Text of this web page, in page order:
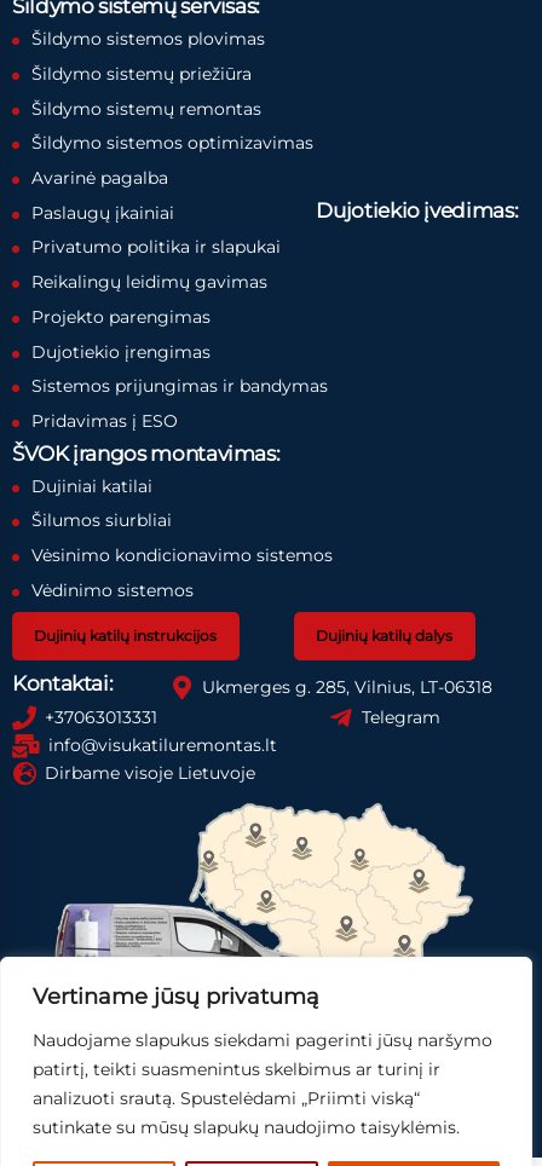
Vertiname jūsų privatumą
Naudojame slapukus siekdami pagerinti jūsų naršymo
patirtį, teikti suasmenintus skelbimus ar turinį ir
analizuoti srautą. Spustelėdami „Priimti viską“
sutinkate su mūsų slapukų naudojimo taisyklėmis.
Šildymo sistemų servisas:
Šildymo sistemos plovimas
Šildymo sistemų priežiūra
Šildymo sistemų remontas
Šildymo sistemos optimizavimas
Avarinė pagalba
Paslaugų įkainiai
Privatumo politika ir slapukai
Dujotiekio įvedimas:
Reikalingų leidimų gavimas
Projekto parengimas
Dujotiekio įrengimas
Sistemos prijungimas ir bandymas
Pridavimas į ESO
ŠVOK įrangos montavimas:
Dujiniai katilai
Šilumos siurbliai
Vėsinimo kondicionavimo sistemos
Vėdinimo sistemos
Dujinių katilų instrukcijos Dujinių katilų dalys
Kontaktai:
Ukmerges g. 285, Vilnius, LT-06318
+37063013331
Telegram
info@visukatiluremontas.lt
Dirbame visoje Lietuvoje
Registruotis paslaugai Gauti pasiūlymą